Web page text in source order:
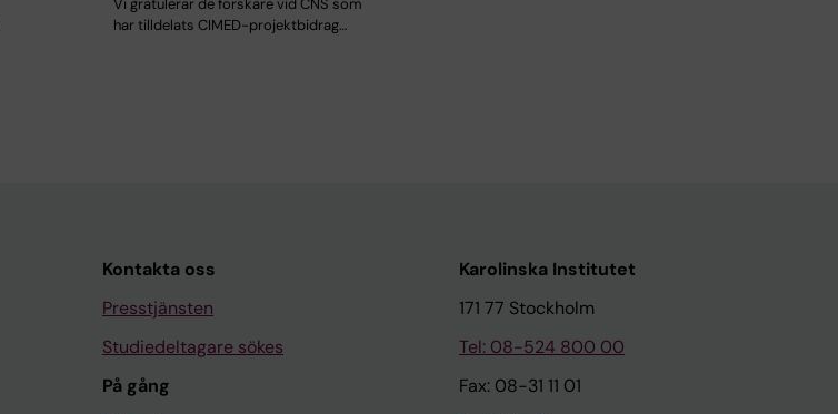
Vi gratulerar de forskare vid CNS som
har tilldelats CIMED-projektbidrag…
Kontakta oss
Presstjänsten
Studiedeltagare sökes
På gång
Karolinska Institutet
171 77 Stockholm
Tel: 08-524 800 00
Fax: 08-31 11 01